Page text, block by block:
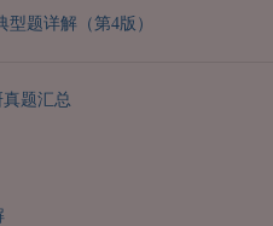
题详解（第4版）
题汇总